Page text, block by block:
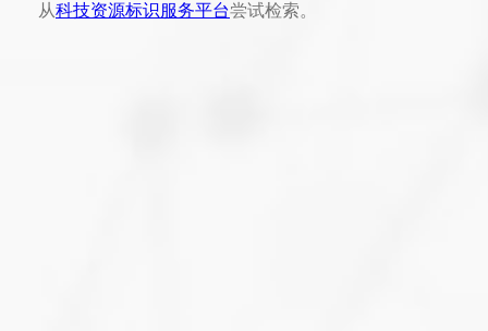
从科技资源标识服务平台尝试检索。